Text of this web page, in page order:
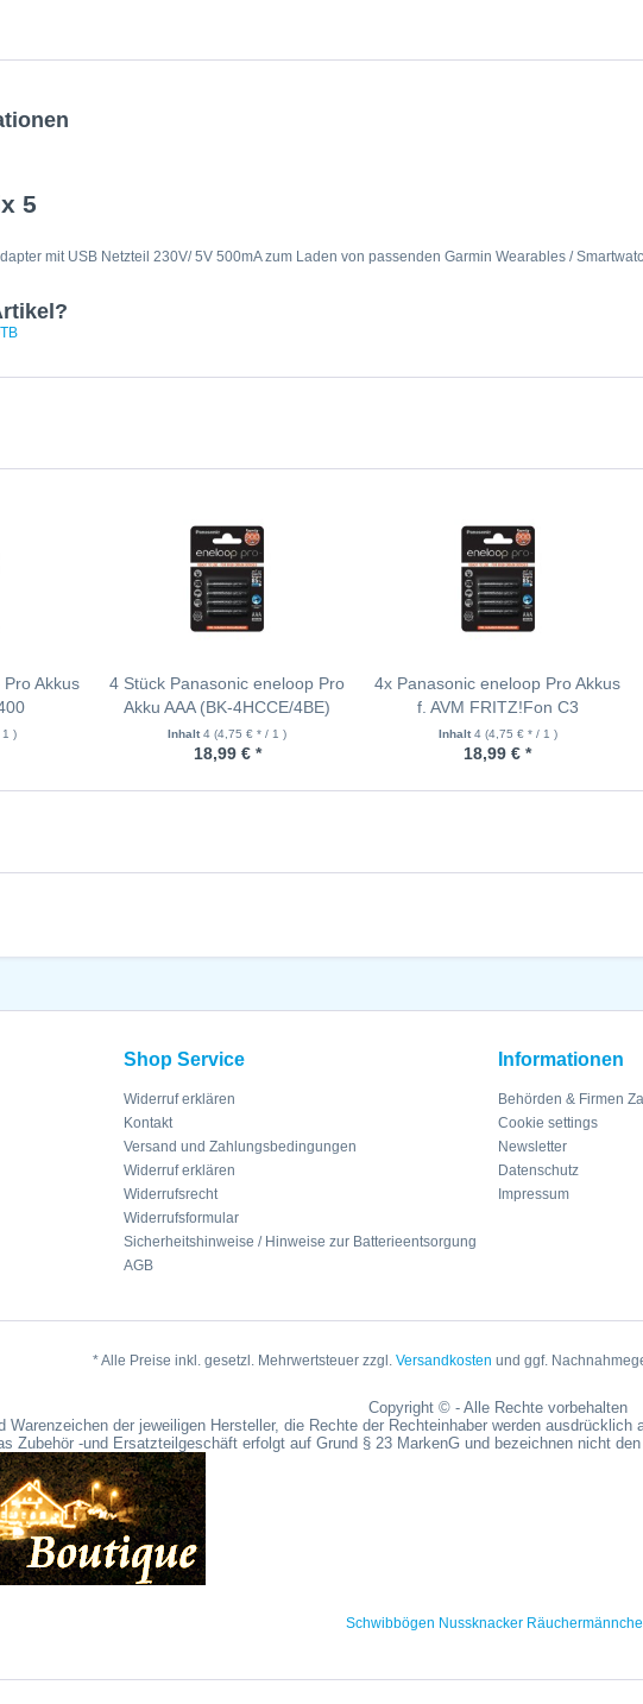
5
mit USB Netzteil 230V/ 5V 500mA zum Laden von passenden Garmin Wearables /
Akkus
1 )
4 Stück Panasonic eneloop Pro
Akku AAA (BK-4HCCE/4BE)
Inhalt4(4,75 € * / 1 )
18,99 € *
4x Panasonic eneloop Pro Akkus
f. AVM FRITZ!Fon C3
Inhalt 4 (4,75 € * / 1 )
18,99 € *
Shop Service
Widerruf erklären
Kontakt
Versand und Zahlungsbedingungen
Widerruf erklären
Widerrufsrecht
Widerrufsformular
Sicherheitshinweise / Hinweise zur Batterieentsorgung
AGB
Informationen
Behörden & Firmen
Cookie settings
Newsletter
Datenschutz
Impressum
* Alle Preise inkl. gesetzl. Mehrwertsteuer zzgl. Versandkosten und ggf.
Copyright © - Alle Rechte vorbehalten
Warenzeichen der jeweiligen Hersteller, die Rechte der Rechteinhaber werden
Zubehör -und Ersatzteilgeschäft erfolgt auf Grund § 23 MarkenG und bezeichnen nicht
Schwibbögen Nussknacker